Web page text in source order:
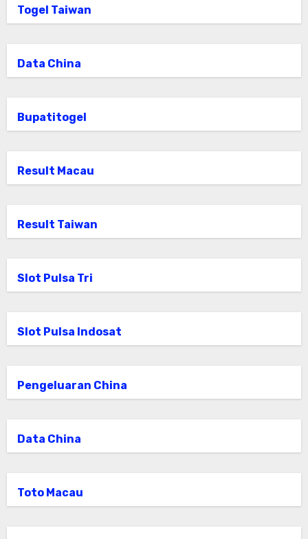
Togel Taiwan
Data China
Bupatitogel
Result Macau
Result Taiwan
Slot Pulsa Tri
Slot Pulsa Indosat
Pengeluaran China
Data China
Toto Macau